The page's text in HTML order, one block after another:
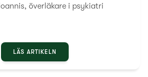
Ioannis, överläkare i psykiatri
LÄS ARTIKELN